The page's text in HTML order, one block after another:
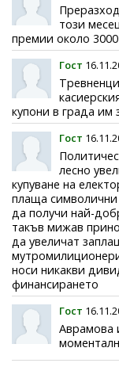
този
премии около 3000
Гост
купони в града им
Гост
лесно
купуване на
плаща
да получи най-
такъв мижав
да увеличат
носи никакви
финансирането
Гост
Аврамова